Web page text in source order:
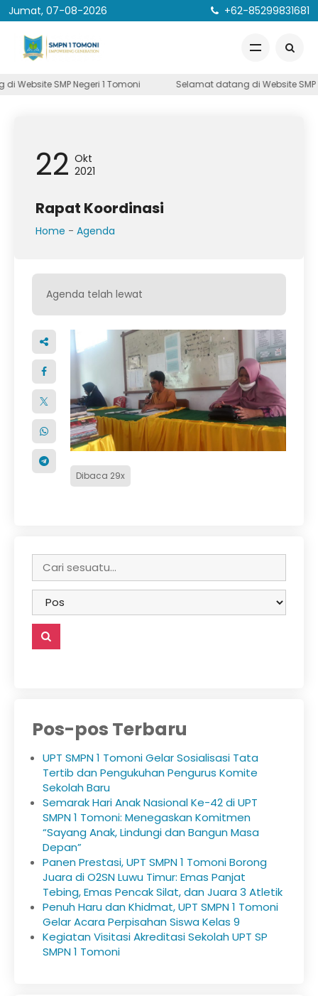
Jumat, 07-08-2026 +62-85299831681
Website SMP Negeri 1 Tomoni Selamat datang di Website SMP
22 Okt
2021
Rapat Koordinasi
Home - Agenda
Agenda telah lewat
Dibaca 29x
Pos-pos Terbaru
UPT SMPN 1 Tomoni Gelar Sosialisasi Tata
Tertib dan Pengukuhan Pengurus Komite
Sekolah Baru
Semarak Hari Anak Nasional Ke-42 di UPT
SMPN 1 Tomoni: Menegaskan Komitmen
“Sayang Anak, Lindungi dan Bangun Masa
Depan”
Panen Prestasi, UPT SMPN 1 Tomoni Borong
Juara di O2SN Luwu Timur: Emas Panjat
Tebing, Emas Pencak Silat, dan Juara 3 Atletik
Penuh Haru dan Khidmat, UPT SMPN 1 Tomoni
Gelar Acara Perpisahan Siswa Kelas 9
Kegiatan Visitasi Akreditasi Sekolah UPT SP
SMPN 1 Tomoni